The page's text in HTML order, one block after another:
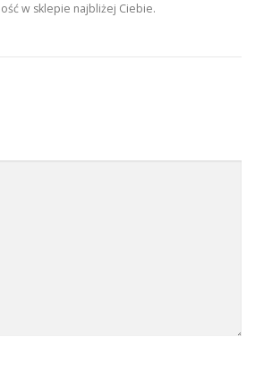
w sklepie najbliżej Ciebie.